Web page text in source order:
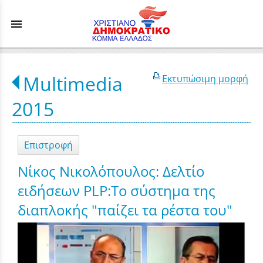
menu
Εκτυπώσιμη μορφή
Multimedia
2015
Επιστροφή
Νίκος Νικολόπουλος: Δελτίο
ειδήσεων PLP:Το σύστημα της
διαπλοκής "παίζει τα ρέστα του"